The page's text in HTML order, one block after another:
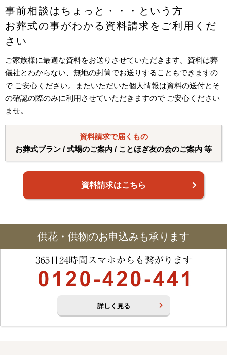
事前相談はちょっと・・・という方
お葬式の事がわかる資料請求をご利用くだ
さい
ご家族様に最適な資料をお送りさせていただきます。資料は葬
儀社とわからない、無地の封筒でお送りすることもできますの
で ご安心ください。またいただいた個人情報は資料の送付とそ
の確認の際のみに利用させていただきますので ご安心ください
ませ。
資料請求で届くもの
お葬式プラン / 式場のご案内 / ことほぎ友の会のご案内 等
資料請求はこちら
供花・供物のお申込みも承ります
詳しく見る